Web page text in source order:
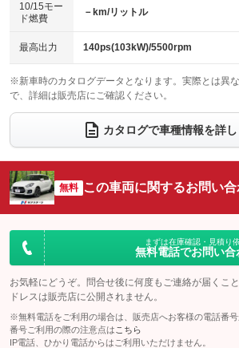
ベンチシート
：装備なし
チップアップシート
：装備なし
電動格納サードシート
：装備なし シート
：装備
ウォークスルー
電動リアゲート フロン
：装備
シートエアコン
：装備なし 全周囲
：装備
サイドカメラ
：装備あり ルーフ
：装備
エアサスペンション ヘッド
10/15モー
ド燃費
－km/リットル
最高出力 140ps(103kW)/5500rpm
※新車時のカタログデータとなります。実際とは異
で、詳細は販売店にご確認ください。
カタログで車種情報を詳
無料 この車両に関するお問い
まずは在庫確認・見積り
無料電話でお問い合
お気軽にどうぞ。問合せ後に何度もご連絡が届くこ
ドレスは販売店に公開されません。
※無料電話をご利用の場合は、販売店へお客様の電話番
番号ご利用の際の注意点は こちら
IP電話、ひかり電話からはご利用いただけません。